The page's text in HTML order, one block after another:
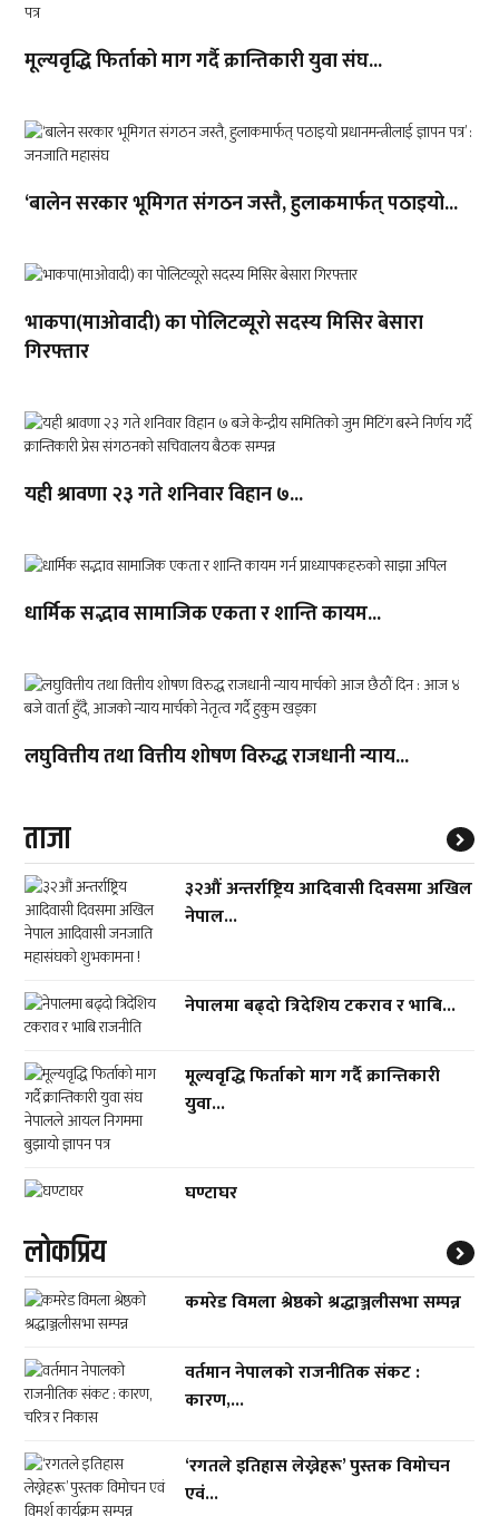
मूल्यवृद्धि फिर्ताको माग गर्दै क्रान्तिकारी युवा संघ...
‘बालेन सरकार भूमिगत संगठन जस्तै, हुलाकमार्फत् पठाइयो...
भाकपा(माओवादी) का पोलिटव्यूरो सदस्य मिसिर बेसारा
गिरफ्तार
यही श्रावणा २३ गते शनिवार विहान ७...
धार्मिक सद्भाव सामाजिक एकता र शान्ति कायम...
लघुवित्तीय तथा वित्तीय शोषण विरुद्ध राजधानी न्याय...
ताजा
३२औं अन्तर्राष्ट्रिय आदिवासी दिवसमा अखिल
नेपाल...
नेपालमा बढ्दो त्रिदेशिय टकराव र भाबि...
मूल्यवृद्धि फिर्ताको माग गर्दै क्रान्तिकारी
युवा...
घण्टाघर
लाेकप्रिय
कमरेड विमला श्रेष्ठको श्रद्धाञ्जलीसभा सम्पन्न
वर्तमान नेपालको राजनीतिक संकट :
कारण,...
‘रगतले इतिहास लेख्नेहरू’ पुस्तक विमोचन
एवं...